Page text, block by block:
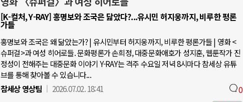
[K-컬처, Y-RAY] 홍명보와 조국은 닮았다?...유시민 허지웅까지, 비루한 평론
가들
홍명보와 조국은 왜 닮았는가? | 유시민부터 허지웅까지, 비루한 평론가들 | 영화 <
슈퍼걸>과 여성 히어로들. 문화평론가 손희정, 대중문화애호가 성지훈, 웹툰작가 진
정성이 전해주는 대중문화 이야기 Y-RAY는 격주 수요일 저녁 8시마다 참세상 유튜
브를 통해 찾아볼 수 있습니다...
참세상 영상팀
2026.07.02. 18:41 0